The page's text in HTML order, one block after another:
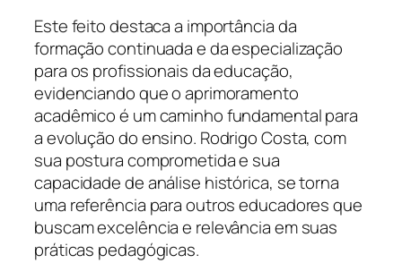
Este feito destaca a importância da
formação continuada e da especialização
para os profissionais da educação,
evidenciando que o aprimoramento
acadêmico é um caminho fundamental para
a evolução do ensino. Rodrigo Costa, com
sua postura comprometida e sua
capacidade de análise histórica, se torna
uma referência para outros educadores que
buscam excelência e relevância em suas
práticas pedagógicas.